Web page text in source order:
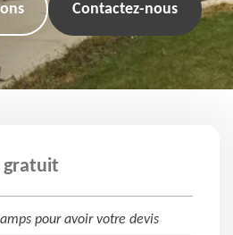
Contactez-nous
gratuit
pour avoir votre devis